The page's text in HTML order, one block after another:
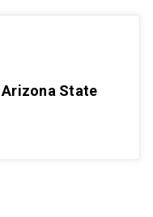
State